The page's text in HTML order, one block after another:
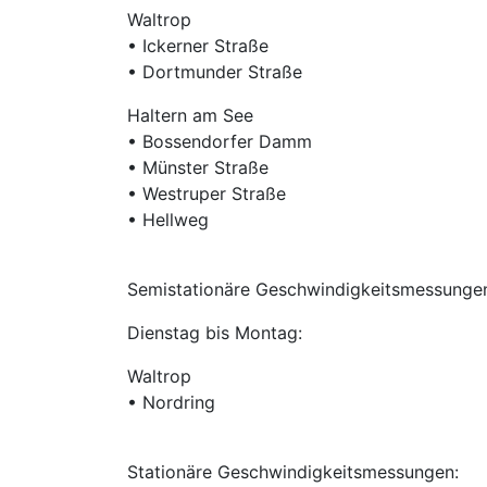
Waltrop
• Ickerner Straße
• Dortmunder Straße
Haltern am See
• Bossendorfer Damm
• Münster Straße
• Westruper Straße
• Hellweg
Semistationäre
Dienstag bis Montag:
Waltrop
• Nordring
Stationäre Geschwindigkeitsmessungen: